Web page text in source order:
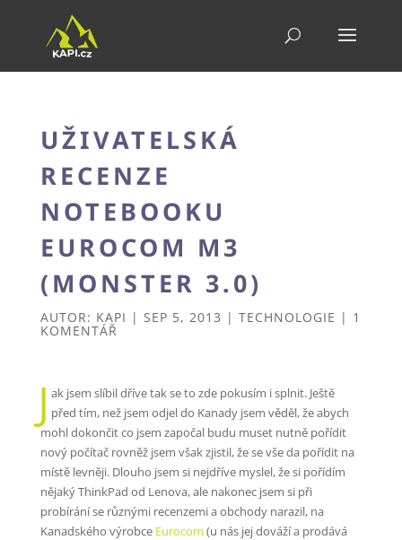
UŽIVATELSKÁ
RECENZE
NOTEBOOKU
EUROCOM M3
(MONSTER 3.0)
AUTOR: KAPI | SEP 5, 2013 | TECHNOLOGIE | 1
KOMENTÁŘ
J ak jsem slíbil dříve tak se to zde pokusím i splnit. Ještě
před tím, než jsem odjel do Kanady jsem věděl, že abych
mohl dokončit co jsem započal budu muset nutně pořídit
nový počítač rovněž jsem však zjistil, že se vše da pořídit na
místě levněji. Dlouho jsem si nejdříve myslel, že si pořídím
nějaký ThinkPad od Lenova, ale nakonec jsem si při
probírání se různými recenzemi a obchody narazil, na
Kanadského výrobce Eurocom (u nás jej dováží a prodává